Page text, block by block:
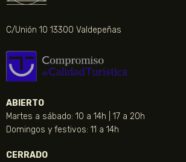
C/Unión 10 13300 Valdepeñas
ABIERTO
Martes a sábado: 10 a 14h | 17 a 20h
Domingos y festivos: 11 a 14h
CERRADO